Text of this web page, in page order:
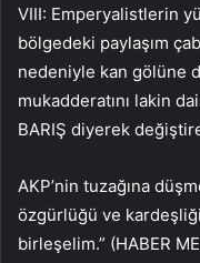
VIII: Emperyalistlerin
bölgedeki paylaşım
nedeniyle kan gölüne
mukadderatını lakin
BARIŞ diyerek
AKP’nin tuzağına
özgürlüğü ve kardeşliği
birleşelim.” (HABER